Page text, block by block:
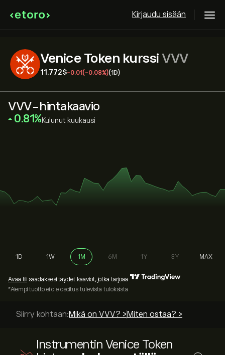
Kirjaudu sisään
Venice Token kurssi VVV
11.772‎$‎-0.01 (-0.08%)(1D)
VVV-hintakaavio
‎0.81‎ Kulunut kuukausi
1D 1W 1M 6M 1Y 3Y MAX
Avaa tili saadaksesi täydet kaaviot, jotka tarjoaa
*Aiempi tuotto ei ole osoitus tulevista tuloksista
Siirry kohtaan:Mikä on VVV? > Miten ostaa? >
Instrumentin Venice Token